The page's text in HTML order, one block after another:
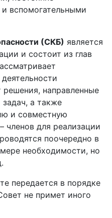
вспомогательными
(СКБ) является
и состоит из глав
направленные
а также
и совместную
членов для реализации
поочередно в
необходимости, но
передается в порядке
не примет иного